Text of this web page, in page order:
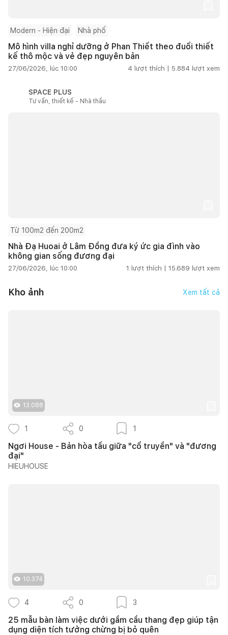
Modern - Hiện đại Nhà phố
Mô hình villa nghỉ dưỡng ở Phan Thiết theo đuổi thiết
kế thô mộc và vẻ đẹp nguyên bản
27/06/2026, lúc 10:00 4 lượt thích | 5.884 lượt xem
SPACE PLUS
Tư vấn, thiết kế - Nhà thầu
Từ 100m2 đến 200m2
Nhà Đạ Huoai ở Lâm Đồng đưa ký ức gia đình vào
không gian sống đương đại
27/06/2026, lúc 10:00 1 lượt thích | 15.689 lượt xem
Kho ảnh Xem tất cả
13.088
1 0 1
Ngơi House - Bản hòa tấu giữa "cổ truyền" và "đương
đại"
HIEUHOUSE
10.374
4 0 3
25 mẫu bàn làm việc dưới gầm cầu thang đẹp giúp tận
dụng diện tích tưởng chừng bị bỏ quên